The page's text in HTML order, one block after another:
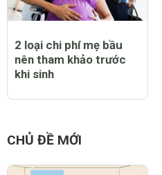
2 loại chi phí mẹ bầu
nên tham khảo trước
khi sinh
CHỦ ĐỀ MỚI